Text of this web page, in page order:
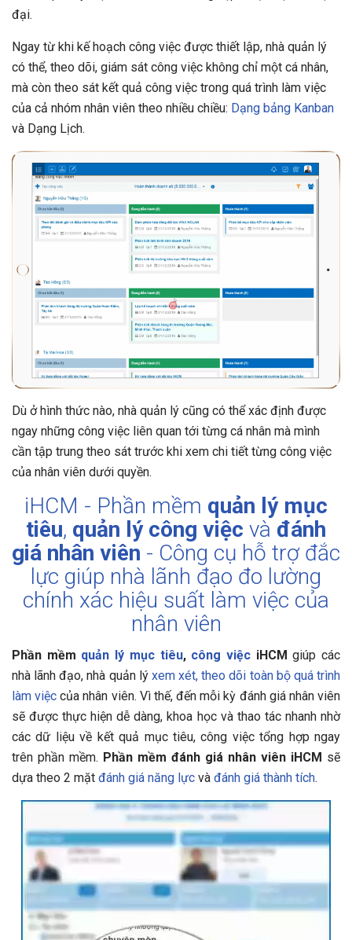
đại.
Ngay từ khi kế hoạch công việc được thiết lập, nhà quản lý
có thể, theo dõi, giám sát công việc không chỉ một cá nhân,
mà còn theo sát kết quả công việc trong quá trình làm việc
của cả nhóm nhân viên theo nhiều chiều: Dạng bảng Kanban
và Dạng Lịch.
Dù ở hình thức nào, nhà quản lý cũng có thể xác định được
ngay những công việc liên quan tới từng cá nhân mà mình
cần tập trung theo sát trước khi xem chi tiết từng công việc
của nhân viên dưới quyền.
iHCM - Phần mềm quản lý mục
tiêu, quản lý công việc và đánh
giá nhân viên - Công cụ hỗ trợ đắc
lực giúp nhà lãnh đạo đo lường
chính xác hiệu suất làm việc của
nhân viên
Phần mềm quản lý mục tiêu, công việciHCM giúp các
nhà lãnh đạo, nhà quản lýxem xét, theo dõi toàn bộ quá trình
làm việc của nhân viên. Vì thế, đến mỗi kỳ đánh giá nhân viên
sẽ được thực hiện dễ dàng, khoa học và thao tác nhanh nhờ
các dữ liệu về kết quả mục tiêu, công việc tổng hợp ngay
trên phần mềm. Phần mềm đánh giá nhân viên iHCM sẽ
dựa theo 2 mặt đánh giá năng lực và đánh giá thành tích.